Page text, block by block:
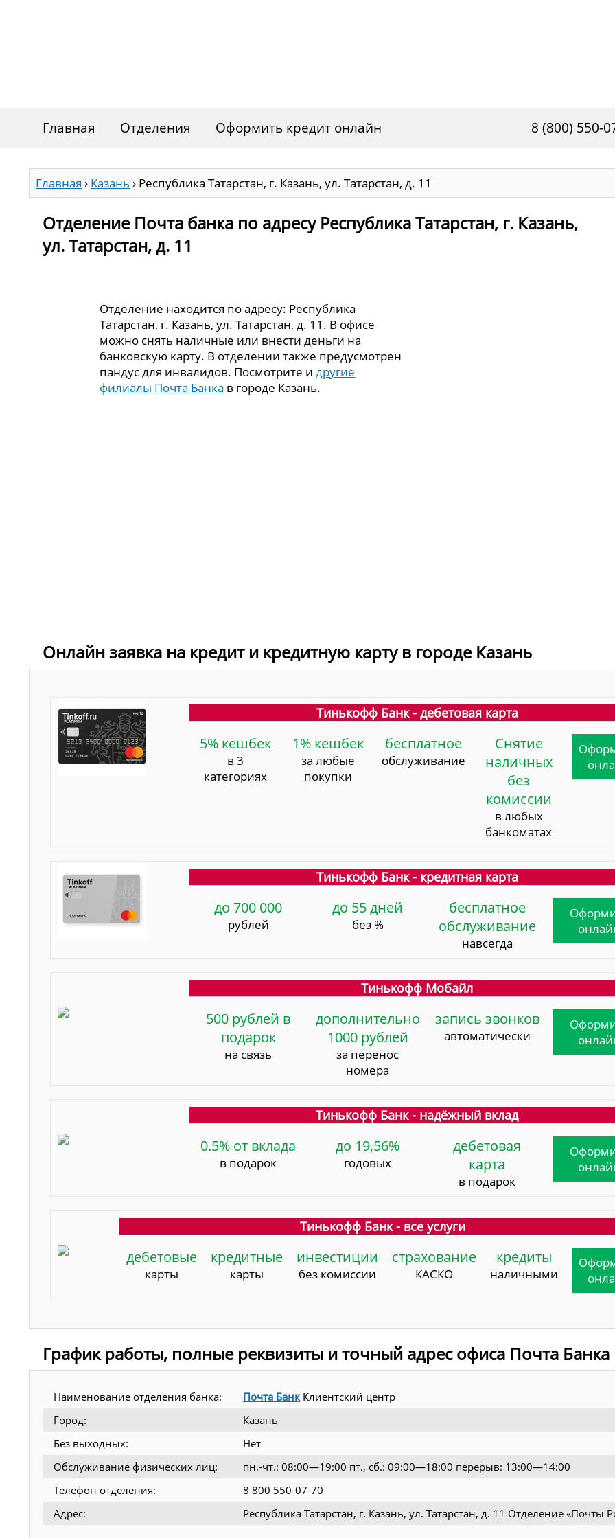
Главная Отделения Оформить кредит онлайн 8 (800) 550-
Главная › Казань › Республика Татарстан, г. Казань, ул. Татарстан, д. 11
Отделение Почта банка по адресу Республика Татарстан, г. Казань,
ул. Татарстан, д. 11
Отделение находится по адресу: Республика
Татарстан, г. Казань, ул. Татарстан, д. 11. В офисе
можно снять наличные или внести деньги на
банковскую карту. В отделении также предусмотрен
пандус для инвалидов. Посмотрите идругие
филиалы Почта Банка в городе Казань.
Онлайн заявка на кредит и кредитную карту в городе Казань
Тинькофф Банк - дебетовая карта
5% кешбек
в 3
категориях
1% кешбек
за любые
покупки
бесплатное
обслуживание
Снятие
наличных
без
комиссии
в любых
банкоматах
Тинькофф Банк - кредитная карта
до 700 000
рублей
до 55 дней
без %
бесплатное
обслуживание
навсегда
Тинькофф Мобайл
500 рублей в
подарок
на связь
дополнительно
1000 рублей
за перенос
номера
запись звонков
автоматически
Тинькофф Банк - надёжный вклад
0.5% от вклада
в подарок
до 19,56%
годовых
дебетовая
карта
в подарок
Тинькофф Банк - все услуги
дебетовые
карты
кредитные
карты
инвестиции
без комиссии
страхование
КАСКО
кредиты
наличными
График работы, полные реквизиты и точный адрес офиса Почта Банка
Наименование отделения банка: Почта Банк Клиентский центр
Город:
Казань
Без выходных:
Нет
Обслуживание физических лиц:
пн.-чт.: 08:00—19:00 пт., сб.: 09:00—18:00 перерыв: 13:00—14:00
Телефон отделения:
8 800 550-07-70
Адрес:
Республика Татарстан, г. Казань, ул. Татарстан, д. 11 Отделение «Почты